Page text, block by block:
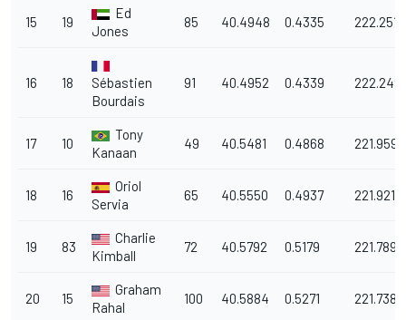
15 19
Ed
Jones
85 40.4948 0.4335 222.251
16 18
Sébastien
Bourdais
91 40.4952 0.4339 222.249
17 10
Tony
Kanaan
49 40.5481 0.4868 221.959
18 16
Oriol
Servia
65 40.5550 0.4937 221.921
19 83
Charlie
Kimball
72 40.5792 0.5179 221.789
20 15
Graham
Rahal
100 40.5884 0.5271 221.738